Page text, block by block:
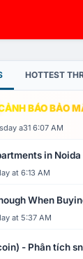
HOTTEST
BÁO BẢO
a31 6:07 AM
in
at 6:13 AM
When
at 5:37 AM
- Phân tích